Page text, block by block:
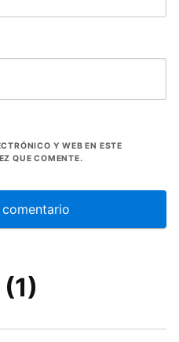
Y WEB EN ESTE
QUE COMENTE.